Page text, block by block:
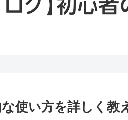
使い方を詳しく教